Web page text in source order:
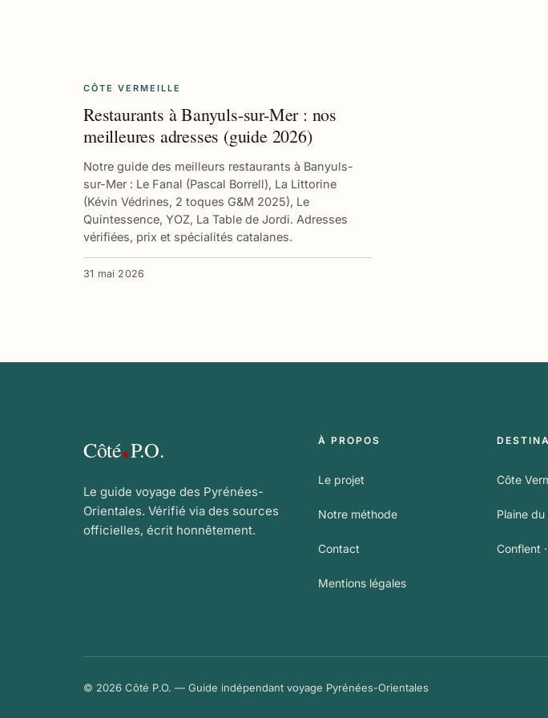
CÔTE VERMEILLE
Restaurants à Banyuls-sur-Mer : nos
meilleures adresses (guide 2026)
Notre guide des meilleurs restaurants à Banyuls-
sur-Mer : Le Fanal (Pascal Borrell), La Littorine
(Kévin Védrines, 2 toques G&M 2025), Le
Quintessence, YOZ, La Table de Jordi. Adresses
vérifiées, prix et spécialités catalanes.
31 mai 2026
Côté P.O.
Le guide voyage des Pyrénées-
Orientales. Vérifié via des sources
officielles, écrit honnêtement.
À PROPOS
Le projet
Notre méthode
Contact
Mentions légales
Côte
Plaine du
Conflent
© 2026 Côté P.O. — Guide indépendant voyage Pyrénées-Orientales